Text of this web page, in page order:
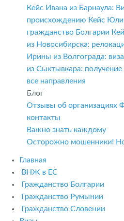
Кейс Ивана из Барнаула:
происхождению Кейс
гражданство Болгарии
из Новосибирска:
Ирины из Волгограда:
из Сыктывкара:
все направления
Блог
Отзывы об организациях
контакты
Важно знать каждому
Осторожно мошенники!
Главная
ВНЖ в ЕС
Гражданство Болгарии
Гражданство Румынии
Гражданство Словении